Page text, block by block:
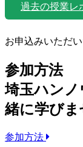
過去の授業レ
お申込みいただ
参加方法
埼玉ハン
緒に学びま
参加方法